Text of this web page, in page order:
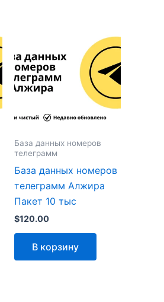
База данных номеров
телеграмм
База данных номеров
телеграмм Алжира
Пакет 10 тыс
$120.00
В корзину